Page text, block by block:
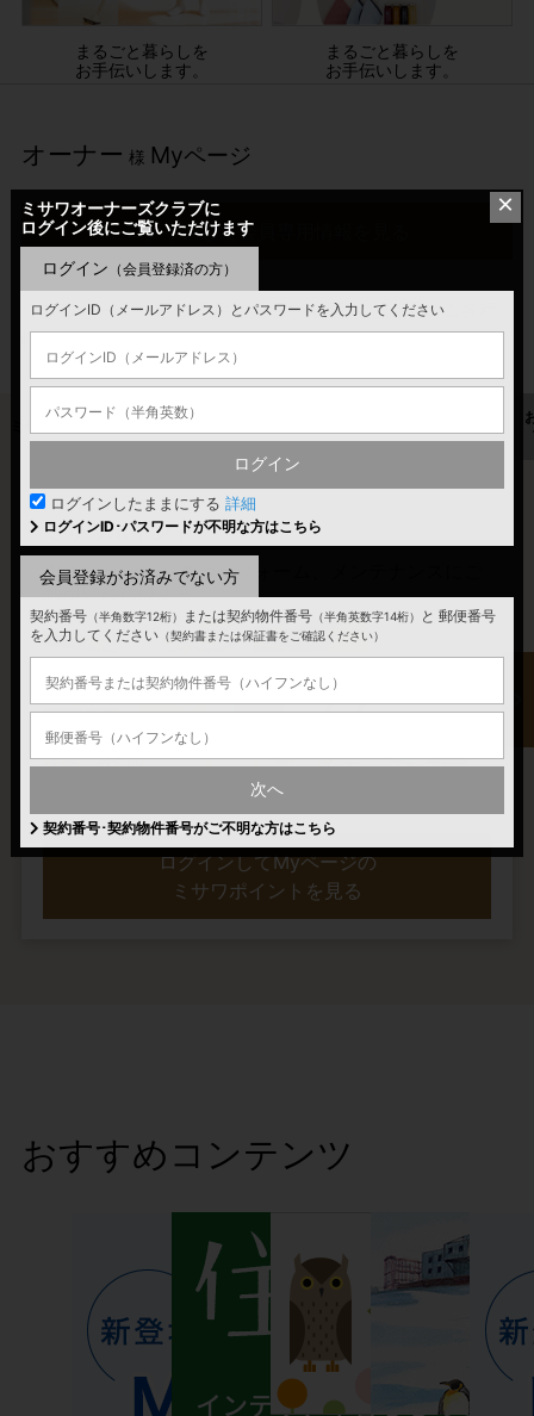
まるごと暮らしを
お手伝いします。
まるごと暮らしを
お手伝いします。
オーナー 様 Myページ
ログインして会員専用情報を見る
ミサワオーナーさま専用の住まいや暮らしに関する各種
情報、サービスをご覧いただけます。
ミサワポイント LinkGates
ミサワポイント
Webショッピングやリフォーム、メンテナンスにご
利用いただけます。
ミサワポイントの詳細はこちら
ログインしてMyページの
ミサワポイントを見る
おすすめコンテンツ
×
ミサワオーナーズクラブに
ログイン後にご覧いただけます
ログイン （会員登録済の方）
ログインID（メールアドレス）とパスワードを入力してください
ログイン
ログインしたままにする 詳細
ログインID･パスワードが不明な方はこちら
会員登録がお済みでない方
契約番号（半角数字12桁） または契約物件番号（半角英数字14桁） と 郵便番号
を入力してください（契約書または保証書をご確認ください）
次へ
契約番号･契約物件番号がご不明な方はこちら